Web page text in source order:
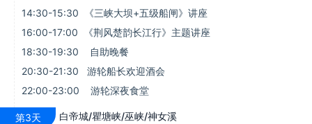
14:30-15:30 《三峡大坝+五级船闸》讲座
16:00-17:00 《荆风楚韵长江行》主题讲座
18:30-19:30 自助晚餐
20:30-21:30 游轮船长欢迎酒会
22:00-23:00 游轮深夜食堂
第3天 白帝城/瞿塘峡/巫峡/神女溪